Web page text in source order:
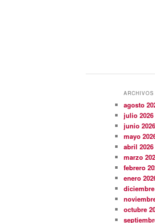
ARCHIVOS
agosto
julio 2026
junio 2026
mayo
abril 2026
marzo
febrero
enero
octubre